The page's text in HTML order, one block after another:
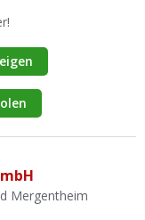
Mergentheim